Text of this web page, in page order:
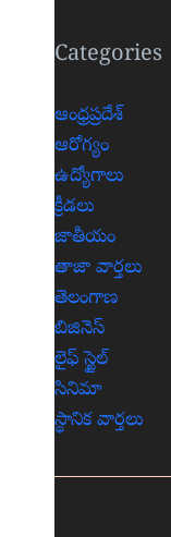
Categories
ఆంధ్రప్రదేశ్
ఆరోగ్యం
ఉద్యోగాలు
క్రీడలు
జాతీయం
తాజా వార్తలు
తెలంగాణ
బిజినెస్
లైఫ్ స్టైల్
సినిమా
స్థానిక వార్తలు